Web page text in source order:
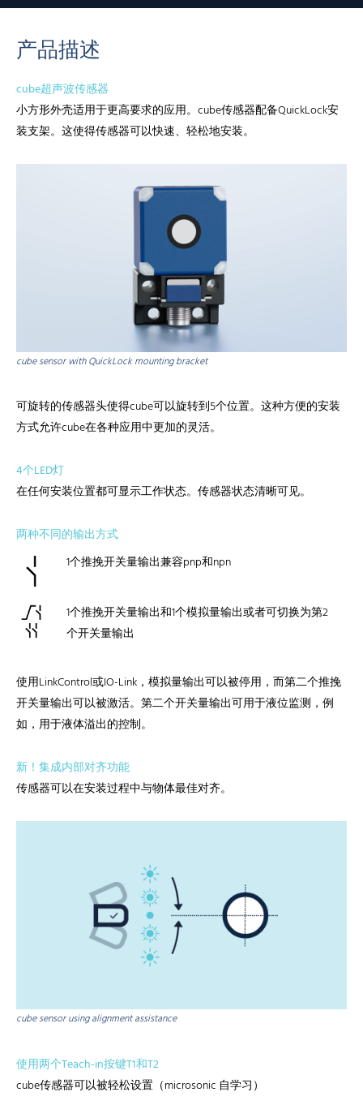
产品描述
cube超声波传感器
小方形外壳适用于更高要求的应用。cube传感器配备QuickLock安
装支架。这使得传感器可以快速、轻松地安装。
cube sensor with QuickLock mounting bracket
可旋转的传感器头使得cube可以旋转到5个位置。这种方便的安装
方式允许cube在各种应用中更加的灵活。
4个LED灯
在任何安装位置都可显示工作状态。传感器状态清晰可见。
两种不同的输出方式
1个推挽开关量输出兼容pnp和npn
1个推挽开关量输出和1个模拟量输出或者可切换为第2
个开关量输出
使用LinkControl或IO-Link，模拟量输出可以被停用，而第二个推挽
开关量输出可以被激活。第二个开关量输出可用于液位监测，例
如，用于液体溢出的控制。
新！集成内部对齐功能
传感器可以在安装过程中与物体最佳对齐。
cube sensor using alignment assistance
使用两个Teach-in按键T1和T2
cube传感器可以被轻松设置（microsonic 自学习）